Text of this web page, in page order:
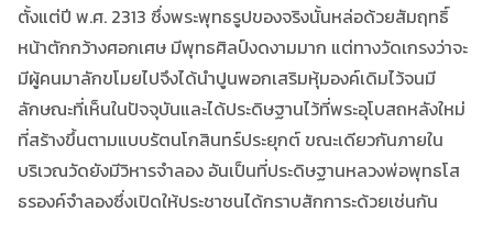
ตั้งแต่ปี พ.ศ. 2313 ซึ่งพระพุทธรูปของจริงนั้นหล่อด้วยสัมฤทธิ์
หน้าตักกว้างศอกเศษ มีพุทธศิลป์งดงามมาก แต่ทางวัดเกรงว่าจะ
มีผู้คนมาลักขโมยไปจึงได้นำปูนพอกเสริมหุ้มองค์เดิมไว้จนมี
ลักษณะที่เห็นในปัจจุบันและได้ประดิษฐานไว้ที่พระอุโบสถหลังใหม่
ที่สร้างขึ้นตามแบบรัตนโกสินทร์ประยุกต์ ขณะเดียวกันภายใน
บริเวณวัดยังมีวิหารจำลอง อันเป็นที่ประดิษฐานหลวงพ่อพุทธโส
ธรองค์จำลองซึ่งเปิดให้ประชาชนได้กราบสักการะด้วยเช่นกัน